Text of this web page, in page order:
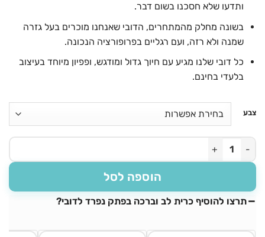
ותדעו שלא חסכנו בשום דבר.
בשונה מחלק מהמתחרים, הדובי שאנחנו מוכרים בעל גזרה
שמנה ולא רזה, ועם רגליים בפרופורציה הנכונה.
כל דובי שלנו מגיע עם חיוך גדול ומודגש, ופפיון מיוחד בעיצוב
בלעדי בחינם.
צבע
כמות של דובי ענק דגם טימי בגודל מטר וחצי - סופר שמן
הוספה לסל
תרצו להוסיף כרית לב וברכה בפתק נפרד לדובי?